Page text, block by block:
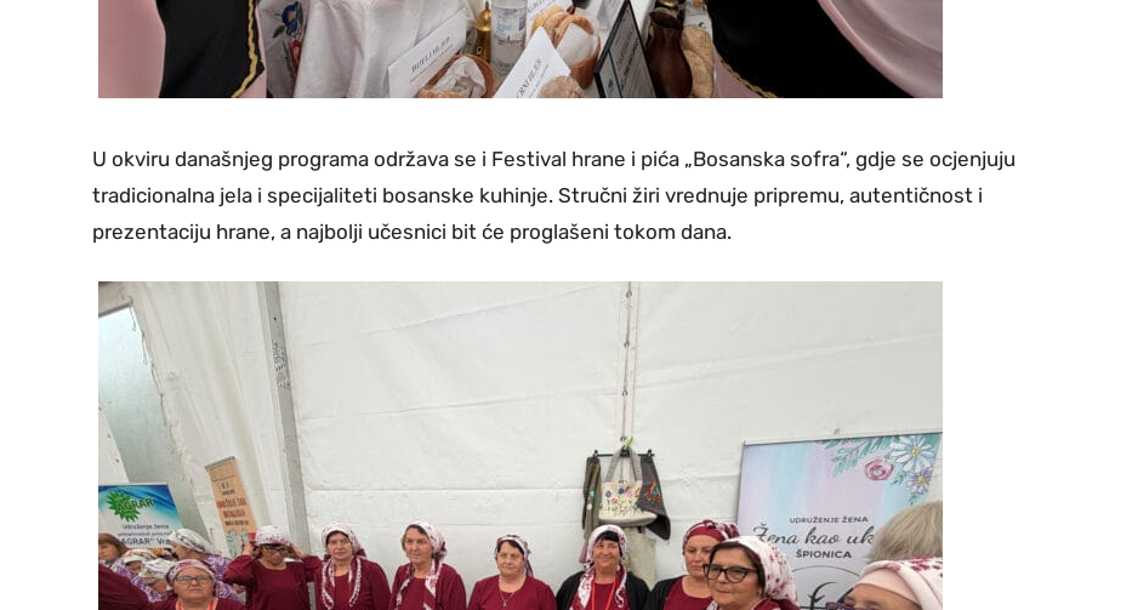
U okviru današnjeg programa održava se i Festival hrane i pića „Bosanska sofra“, gdje se ocjenjuju
tradicionalna jela i specijaliteti bosanske kuhinje. Stručni žiri vrednuje pripremu, autentičnost i
prezentaciju hrane, a najbolji učesnici bit će proglašeni tokom dana.